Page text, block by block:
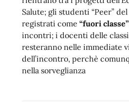
Salute; gli studenti “Peer”
registrati come “fuori classe”
incontri; i docenti delle
resteranno nelle immediate
dell’incontro, perchè
nella sorveglianza